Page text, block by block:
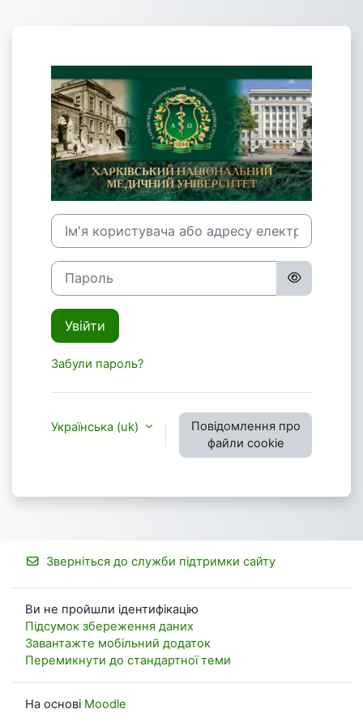
Увійти до
Ім'я користувача або адресу електронної пошти
Пароль
Увійти
Забули пароль?
Українська ‎(uk)‎
Повідомлення про
файли cookie
Зверніться до служби підтримки сайту
Ви не пройшли ідентифікацію
Підсумок збереження даних
Завантажте мобільний додаток
Перемикнути до стандартної теми
На основі Moodle